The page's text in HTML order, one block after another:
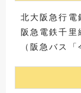
北大阪急行電
阪急電鉄千
（阪急バス